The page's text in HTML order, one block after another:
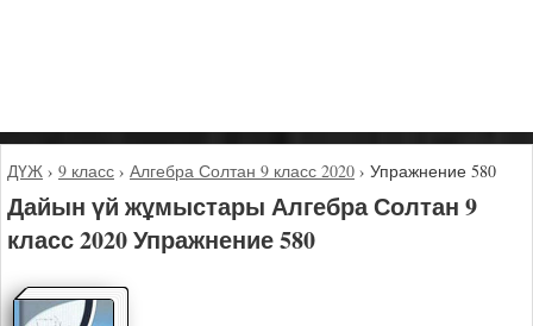
ДҮЖ › 9 класс › Алгебра Солтан 9 класс 2020 › Упражнение 580
Дайын үй жұмыстары Алгебра Солтан 9
класс 2020 Упражнение 580